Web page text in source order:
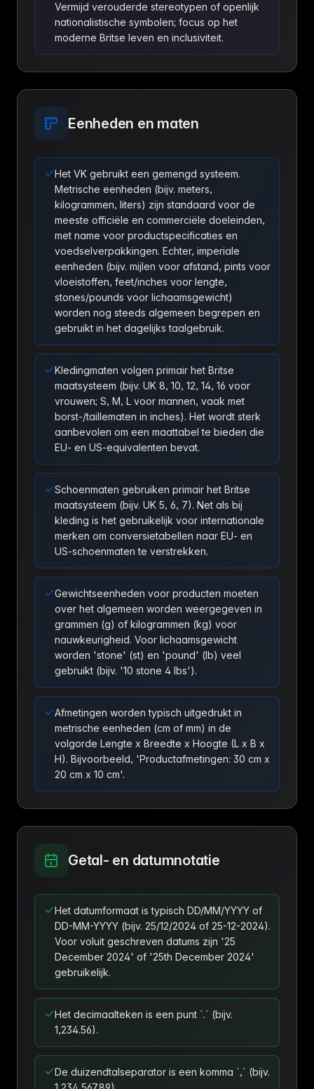
Vermijd verouderde stereotypen of openlijk
nationalistische symbolen; focus op het
moderne Britse leven en inclusiviteit.
Eenheden en maten
Het VK gebruikt een gemengd systeem.
Metrische eenheden (bijv. meters,
kilogrammen, liters) zijn standaard voor de
meeste officiële en commerciële doeleinden,
met name voor productspecificaties en
voedselverpakkingen. Echter, imperiale
eenheden (bijv. mijlen voor afstand, pints voor
vloeistoffen, feet/inches voor lengte,
stones/pounds voor lichaamsgewicht)
worden nog steeds algemeen begrepen en
gebruikt in het dagelijks taalgebruik.
Kledingmaten volgen primair het Britse
maatsysteem (bijv. UK 8, 10, 12, 14, 16 voor
vrouwen; S, M, L voor mannen, vaak met
borst-/taillematen in inches). Het wordt sterk
aanbevolen om een maattabel te bieden die
EU- en US-equivalenten bevat.
Schoenmaten gebruiken primair het Britse
maatsysteem (bijv. UK 5, 6, 7). Net als bij
kleding is het gebruikelijk voor internationale
merken om conversietabellen naar EU- en
US-schoenmaten te verstrekken.
Gewichtseenheden voor producten moeten
over het algemeen worden weergegeven in
grammen (g) of kilogrammen (kg) voor
nauwkeurigheid. Voor lichaamsgewicht
worden 'stone' (st) en 'pound' (lb) veel
gebruikt (bijv. '10 stone 4 lbs').
Afmetingen worden typisch uitgedrukt in
metrische eenheden (cm of mm) in de
volgorde Lengte x Breedte x Hoogte (L x B x
H). Bijvoorbeeld, 'Productafmetingen: 30 cm x
20 cm x 10 cm'.
Getal- en datumnotatie
Het datumformaat is typisch DD/MM/YYYY of
DD-MM-YYYY (bijv. 25/12/2024 of 25-12-2024).
Voor voluit geschreven datums zijn '25
December 2024' of '25th December 2024'
gebruikelijk.
Het decimaalteken is een punt `.` (bijv.
1,234.56).
De duizendtalseparator is een komma `,` (bijv.